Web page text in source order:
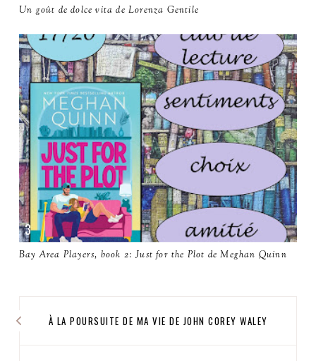
Un goût de dolce vita de Lorenza Gentile
Bay Area Players, book 2: Just for the Plot de Meghan Quinn
À LA POURSUITE DE MA VIE DE JOHN COREY WALEY